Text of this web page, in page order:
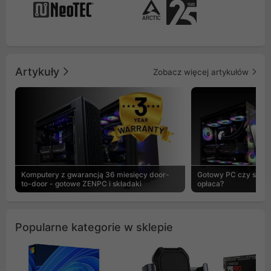
Artykuły Zobacz więcej artykułów
Komputery z gwarancją 36 miesięcy door-
to-door - gotowe ZENPC i składaki
Gotowy PC czy
opłaca?
Popularne kategorie w sklepie